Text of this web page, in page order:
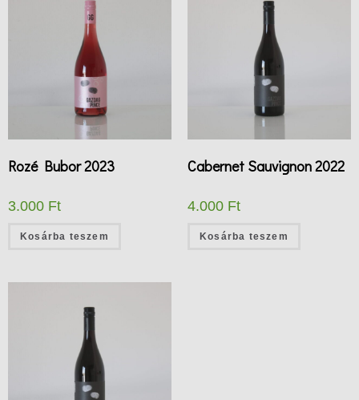
Rozé Bubor 2023
3.000 Ft
Kosárba teszem
Cabernet Sauvignon 2022
4.000 Ft
Kosárba teszem